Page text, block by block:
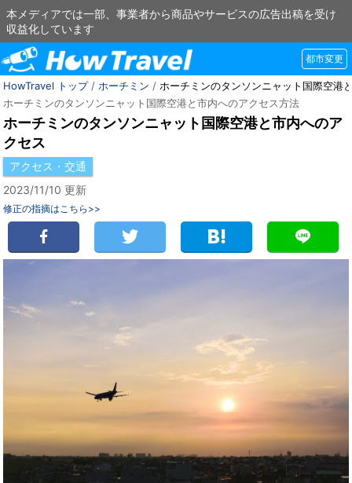
本メディアでは一部、事業者から商品やサービスの広告出稿を受け
収益化しています
都市変更
HowTravel トップ/ ホーチミン / ホーチミンのタンソンニャット国際空港
ホーチミンのタンソンニャット国際空港と市内へのアクセス方法
ホーチミンのタンソンニャット国際空港と市内へのア
クセス
アクセス・交通
2023/11/10 更新
修正の指摘はこちら>>